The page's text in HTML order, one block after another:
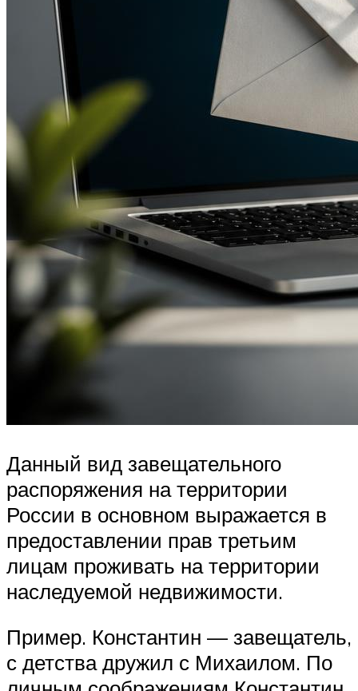
Данный вид завещательного
распоряжения на территории
России в основном выражается в
предоставлении прав третьим
лицам проживать на территории
наследуемой недвижимости.
Пример. Константин — завещатель,
с детства дружил с Михаилом. По